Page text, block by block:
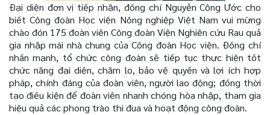
Đại diện đơn vị tiếp nhận, đồng chí Nguyễn Công Ước cho
biết Công đoàn Học viện Nông nghiệp Việt Nam vui mừng
chào đón 175 đoàn viên Công đoàn Viện Nghiên cứu Rau quả
gia nhập mái nhà chung của Công đoàn Học viện. Đồng chí
nhấn mạnh, tổ chức công đoàn sẽ tiếp tục thực hiện tốt
chức năng đại diện, chăm lo, bảo vệ quyền và lợi ích hợp
pháp, chính đáng của đoàn viên, người lao động; đồng thời
tạo điều kiện để đoàn viên nhanh chóng hòa nhập, tham gia
hiệu quả các phong trào thi đua và hoạt động công đoàn.